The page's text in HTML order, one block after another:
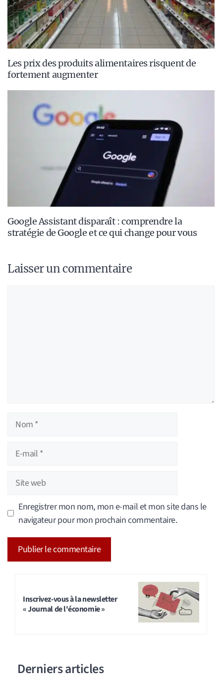
Les prix des produits alimentaires risquent de
fortement augmenter
Google Assistant disparaît : comprendre la
stratégie de Google et ce qui change pour vous
Laisser un commentaire
Nom
Site
web
Enregistrer mon nom, mon e-mail et mon site dans le
navigateur pour mon prochain commentaire.
Inscrivez-vous à la newsletter
« Journal de l'économie »
Derniers articles